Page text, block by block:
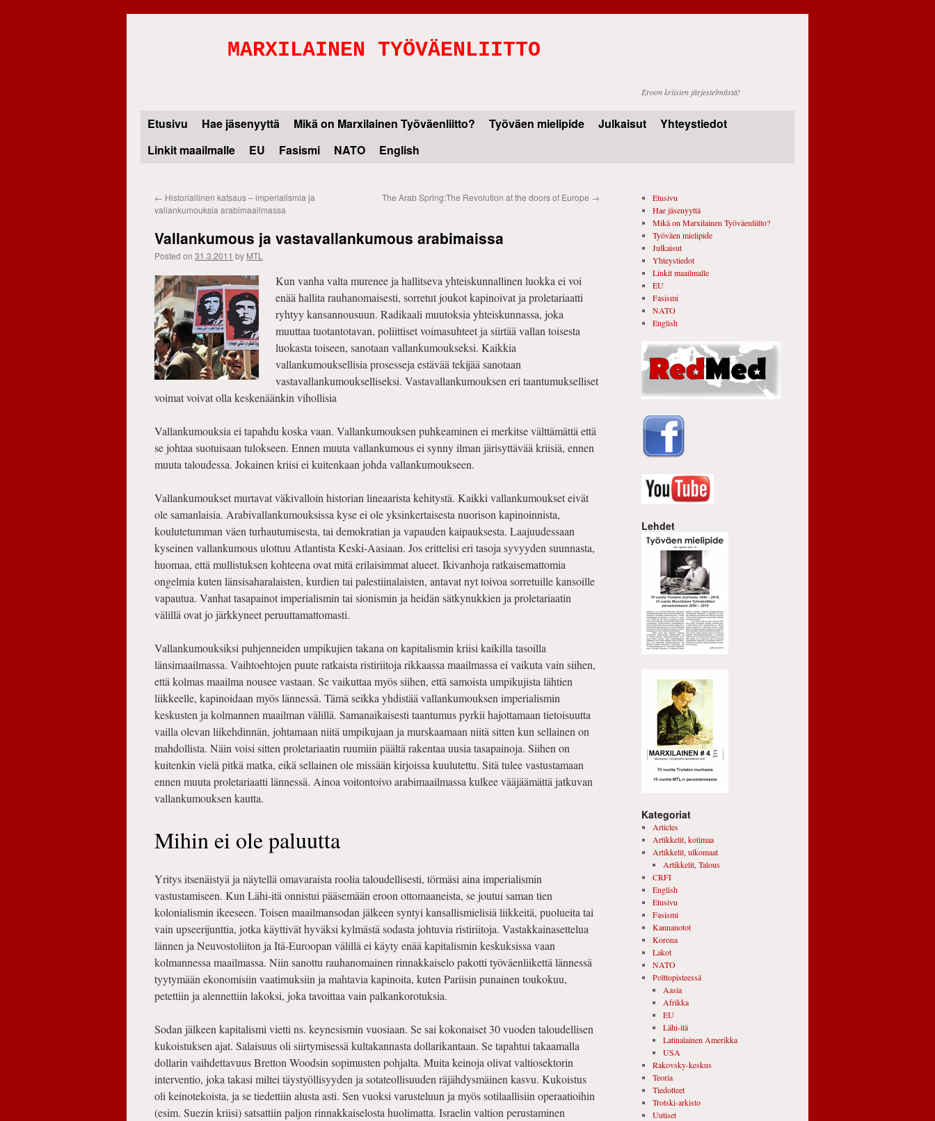
MARXILAINEN TYÖVÄENLIITTO
Eroon kriisien järjestelmästä!
Skip
to
Etusivu Hae jäsenyyttä Mikä on Marxilainen Työväenliitto? Työväen mielipide Julkaisut
Yhteystiedot
Linkit maailmalle
EU Fasismi NATO English
← Historiallinen katsaus – imperialismia ja
vallankumouksia arabimaailmassa
The Arab Spring:The Revolution at the doors of Europe →
Vallankumous ja vastavallankumous arabimaissa
Posted on 31.3.2011 by MTL
Kun vanha valta murenee ja hallitseva yhteiskunnallinen luokka ei voi
enää hallita rauhanomaisesti, sorretut joukot kapinoivat ja proletariaatti
ryhtyy kansannousuun. Radikaali muutoksia yhteiskunnassa, joka
muuttaa tuotantotavan, poliittiset voimasuhteet ja siirtää vallan toisesta
luokasta toiseen, sanotaan vallankumoukseksi. Kaikkia
vallankumouksellisia prosesseja estävää tekijää sanotaan
vastavallankumoukselliseksi. Vastavallankumouksen eri taantumukselliset
voimat voivat olla keskenäänkin vihollisia
Vallankumouksia ei tapahdu koska vaan. Vallankumouksen puhkeaminen ei merkitse välttämättä että
se johtaa suotuisaan tulokseen. Ennen muuta vallankumous ei synny ilman järisyttävää kriisiä, ennen
muuta taloudessa. Jokainen kriisi ei kuitenkaan johda vallankumoukseen.
Vallankumoukset murtavat väkivalloin historian lineaarista kehitystä. Kaikki vallankumoukset eivät
ole samanlaisia. Arabivallankumouksissa kyse ei ole yksinkertaisesta nuorison kapinoinnista,
koulutetumman väen turhautumisesta, tai demokratian ja vapauden kaipauksesta. Laajuudessaan
kyseinen vallankumous ulottuu Atlantista Keski-Aasiaan. Jos erittelisi eri tasoja syvyyden suunnasta,
huomaa, että mullistuksen kohteena ovat mitä erilaisimmat alueet. Ikivanhoja ratkaisemattomia
ongelmia kuten länsisaharalaisten, kurdien tai palestiinalaisten, antavat nyt toivoa sorretuille kansoille
vapautua. Vanhat tasapainot imperialismin tai sionismin ja heidän sätkynukkien ja proletariaatin
välillä ovat jo järkkyneet peruuttamattomasti.
Vallankumouksiksi puhjenneiden umpikujien takana on kapitalismin kriisi kaikilla tasoilla
länsimaailmassa. Vaihtoehtojen puute ratkaista ristiriitoja rikkaassa maailmassa ei vaikuta vain siihen,
että kolmas maailma nousee vastaan. Se vaikuttaa myös siihen, että samoista umpikujista lähtien
liikkeelle, kapinoidaan myös lännessä. Tämä seikka yhdistää vallankumouksen imperialismin
keskusten ja kolmannen maailman välillä. Samanaikaisesti taantumus pyrkii hajottamaan tietoisuutta
vailla olevan liikehdinnän, johtamaan niitä umpikujaan ja murskaamaan niitä sitten kun sellainen on
mahdollista. Näin voisi sitten proletariaatin ruumiin päältä rakentaa uusia tasapainoja. Siihen on
kuitenkin vielä pitkä matka, eikä sellainen ole missään kirjoissa kuulutettu. Sitä tulee vastustamaan
ennen muuta proletariaatti lännessä. Ainoa voitontoivo arabimaailmassa kulkee vääjäämättä jatkuvan
vallankumouksen kautta.
Mihin ei ole paluutta
Yritys itsenäistyä ja näytellä omavaraista roolia taloudellisesti, törmäsi aina imperialismin
vastustamiseen. Kun Lähi-itä onnistui pääsemään eroon ottomaaneista, se joutui saman tien
kolonialismin ikeeseen. Toisen maailmansodan jälkeen syntyi kansallismielisiä liikkeitä, puolueita tai
vain upseerijunttia, jotka käyttivät hyväksi kylmästä sodasta johtuvia ristiriitoja. Vastakkainasettelua
lännen ja Neuvostoliiton ja Itä-Euroopan välillä ei käyty enää kapitalismin keskuksissa vaan
kolmannessa maailmassa. Niin sanottu rauhanomainen rinnakkaiselo pakotti työväenliikettä lännessä
tyytymään ekonomisiin vaatimuksiin ja mahtavia kapinoita, kuten Pariisin punainen toukokuu,
petettiin ja alennettiin lakoksi, joka tavoittaa vain palkankorotuksia.
Sodan jälkeen kapitalismi vietti ns. keynesismin vuosiaan. Se sai kokonaiset 30 vuoden taloudellisen
kukoistuksen ajat. Salaisuus oli siirtymisessä kultakannasta dollarikantaan. Se tapahtui takaamalla
dollarin vaihdettavuus Bretton Woodsin sopimusten pohjalta. Muita keinoja olivat valtiosektorin
interventio, joka takasi miltei täystyöllisyyden ja sotateollisuuden räjähdysmäinen kasvu. Kukoistus
oli keinotekoista, ja se tiedettiin alusta asti. Sen vuoksi varusteluun ja myös sotilaallisiin operaatioihin
(esim. Suezin kriisi) satsattiin paljon rinnakkaiselosta huolimatta. Israelin valtion perustaminen
Etusivu
Hae jäsenyyttä
Mikä on Marxilainen Työväenliitto?
Työväen mielipide
Julkaisut
Yhteystiedot
Linkit maailmalle
EU
Fasismi
NATO
English
Lehdet
Kategoriat
Articles
Artikkelit, kotimaa
Artikkelit, ulkomaat
Artikkelit, Talous
CRFI
English
Etusivu
Fasismi
Kannanotot
Korona
Lakot
NATO
Polttopisteessä
Aasia
Afrikka
EU
Lähi-itä
Latinalainen Amerikka
USA
Rakovsky-keskus
Teoria
Tiedotteet
Trotski-arkisto
Uutiset